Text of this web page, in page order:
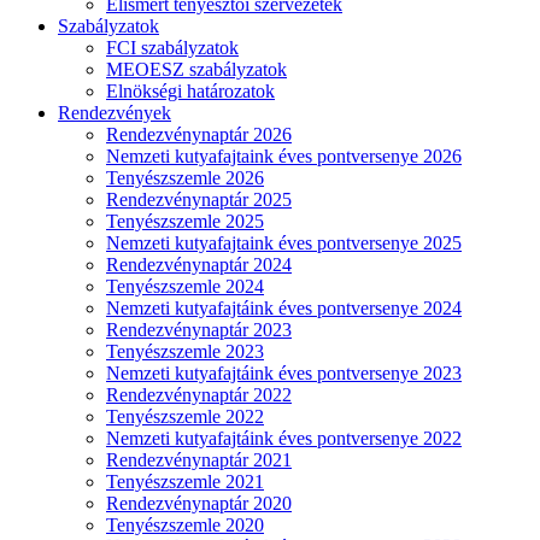
Elismert tenyésztői szervezetek
Szabályzatok
FCI szabályzatok
MEOESZ szabályzatok
Elnökségi határozatok
Rendezvények
Rendezvénynaptár 2026
Nemzeti kutyafajtaink éves pontversenye 2026
Tenyészszemle 2026
Rendezvénynaptár 2025
Tenyészszemle 2025
Nemzeti kutyafajtaink éves pontversenye 2025
Rendezvénynaptár 2024
Tenyészszemle 2024
Nemzeti kutyafajtáink éves pontversenye 2024
Rendezvénynaptár 2023
Tenyészszemle 2023
Nemzeti kutyafajtáink éves pontversenye 2023
Rendezvénynaptár 2022
Tenyészszemle 2022
Nemzeti kutyafajtáink éves pontversenye 2022
Rendezvénynaptár 2021
Tenyészszemle 2021
Rendezvénynaptár 2020
Tenyészszemle 2020